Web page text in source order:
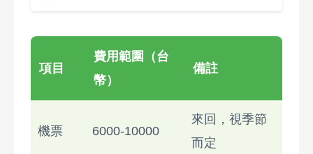
項目
費用範圍（台
幣）
備註
機票 6000-10000
來回，視季節
而定